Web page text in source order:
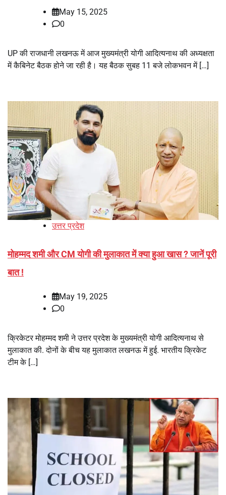
May 15, 2025
0
UP की राजधानी लखनऊ में आज मुख्यमंत्री योगी आदित्यनाथ की अध्यक्षता
में कैबिनेट बैठक होने जा रही है। यह बैठक सुबह 11 बजे लोकभवन में […]
उत्तर प्रदेश
मोहम्मद शमी और CM योगी की मुलाकात में क्या हुआ खास ? जानें पूरी
बात !
May 19, 2025
0
क्रिकेटर मोहम्मद शमी ने उत्तर प्रदेश के मुख्यमंत्री योगी आदित्यनाथ से
मुलाकात की. दोनों के बीच यह मुलाकात लखनऊ में हुई. भारतीय क्रिकेट
टीम के […]